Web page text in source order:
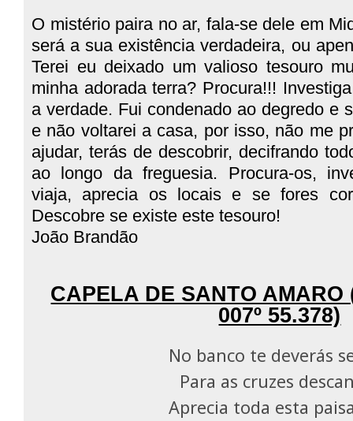
O mistério paira no ar, fala-se dele em
será a sua existência verdadeira, ou
Terei eu deixado um valioso tesouro
minha adorada terra? Procura!!!
a verdade. Fui condenado ao degredo e
e não voltarei a casa, por isso, não me
ajudar, terás de descobrir, decifrando
ao longo da freguesia. Procura-os,
viaja, aprecia os locais e se fores
Descobre se existe este tesouro!
João Brandão
CAPELA DE SANTO AMARO
007º 55.378)
No banco te deverás
Para as cruzes
Aprecia toda esta